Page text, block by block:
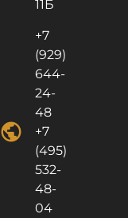
11Б
public
+7
(929)
644-
24-
48
+7
(495)
532-
48-
04